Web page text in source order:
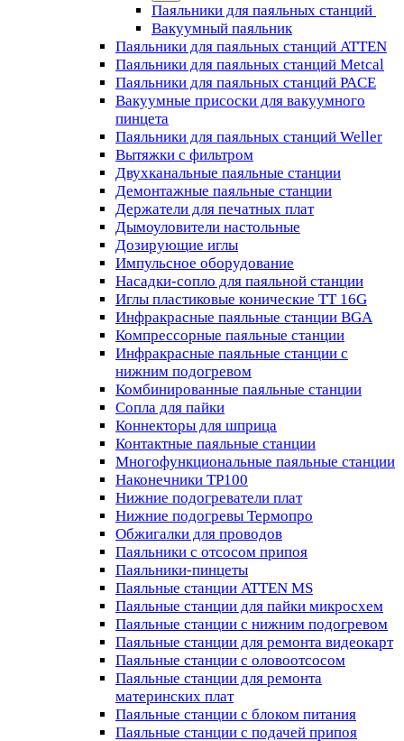
Паяльники для паяльных станций
Вакуумный паяльник
Паяльники для паяльных станций ATTEN
Паяльники для паяльных станций Metcal
Паяльники для паяльных станций PACE
Вакуумные присоски для вакуумного
пинцета
Паяльники для паяльных станций Weller
Вытяжки с фильтром
Двухканальные паяльные станции
Демонтажные паяльные станции
Держатели для печатных плат
Дымоуловители настольные
Дозирующие иглы
Импульсное оборудование
Насадки-сопло для паяльной станции
Иглы пластиковые конические TT 16G
Инфракрасные паяльные станции BGA
Компрессорные паяльные станции
Инфракрасные паяльные станции с
нижним подогревом
Комбинированные паяльные станции
Сопла для пайки
Коннекторы для шприца
Контактные паяльные станции
Многофункциональные паяльные станции
Наконечники TP100
Нижние подогреватели плат
Нижние подогревы Термопро
Обжигалки для проводов
Паяльники с отсосом припоя
Паяльники-пинцеты
Паяльные станции ATTEN MS
Паяльные станции для пайки микросхем
Паяльные станции с нижним подогревом
Паяльные станции для ремонта видеокарт
Паяльные станции с оловоотсосом
Паяльные станции для ремонта
материнских плат
Паяльные станции с блоком питания
Паяльные станции с подачей припоя